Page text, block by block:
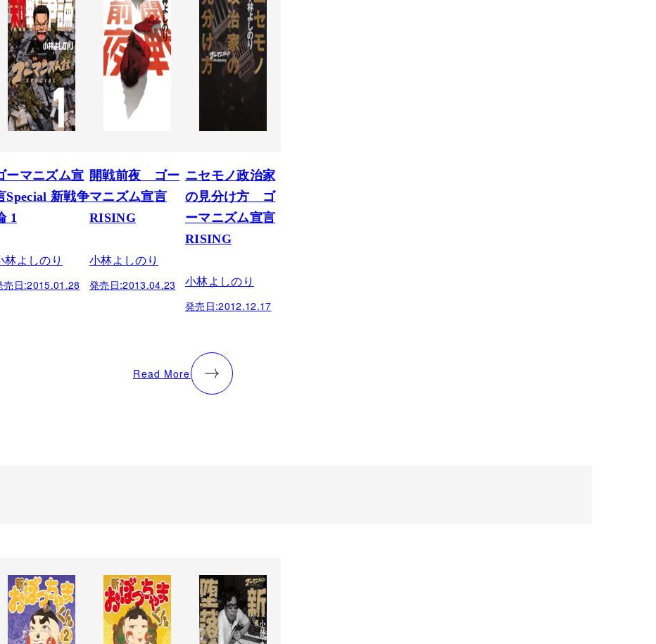
ーマニズム宣
Special 新戦争
1
林よしのり
売日:2015.01.28
開戦前夜 ゴー
マニズム宣言
RISING
小林よしのり
発売日:2013.04.23
ニセモノ政治家
の見分け方 ゴ
ーマニズム宣言
RISING
小林よしのり
発売日:2012.12.17
Read More